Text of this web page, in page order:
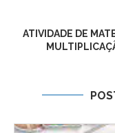
ATIVIDADE DE